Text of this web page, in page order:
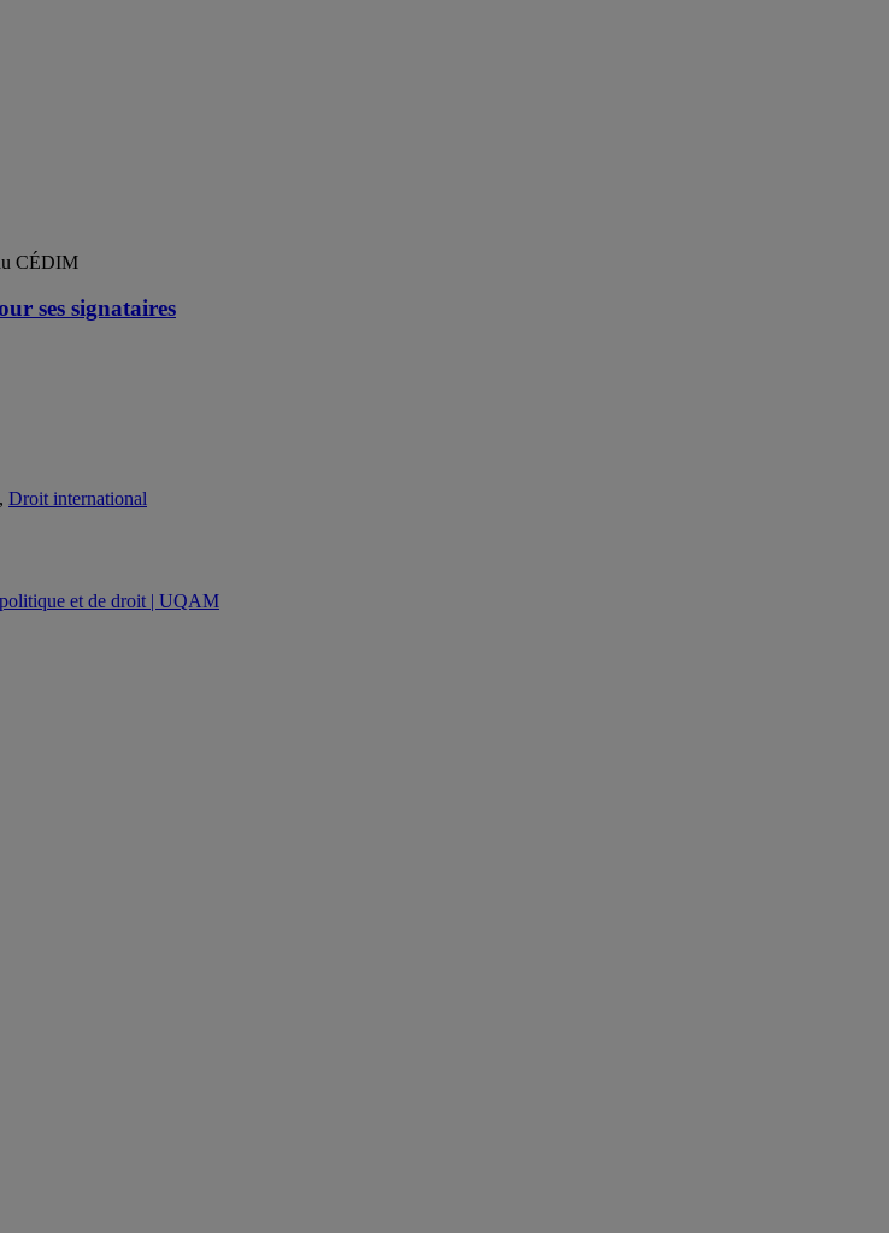
CÉDIM
ses signataires
, Droit international